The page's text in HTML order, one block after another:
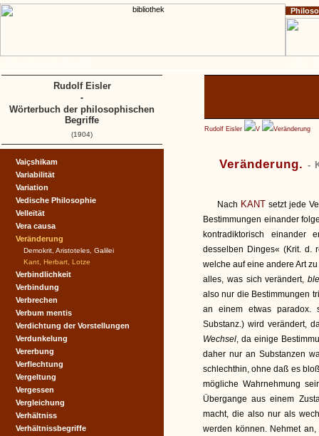
Rudolf Eisler V Veränderung
Veränderung. -
Nach KANT setzt jede
Bestimmungen einander
kontradiktorisch einander
desselben Dinges« (Krit. d.
welche auf eine andere Art
alles, was sich verändert,
also nur die Bestimmungen
an einem etwas paradox.
Substanz.) wird verändert,
Wechsel, da einige
daher nur an Substanzen
schlechthin, ohne daß es
mögliche Wahrnehmung
Übergange aus einem
macht, die also nur als
werden können. Nehmet
Vaiçshikam
Variabilität
Variation
Vedische Philosophie
Velleïtät
Vera causa
Veränderung
Demokrit, Aristoteles, Galilei
Kant, Herbart, Lotze
Verbindlichkeit
Verbindung
Verbrechen
Verbum mentis
Verdichtung der Vorstellungen
Verdunkelung
Vererbung
Verflechtung
Vergeltung
Vergessen
Vergleichung
Verhältniss
Verhältnissbegriffe
Rudolf Eisler
-
Wörterbuch der philosophischen
Begriffe
(1904)